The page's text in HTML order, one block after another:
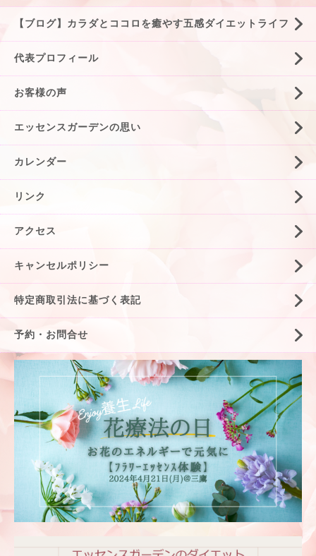
【ブログ】カラダとココロを癒やす五感ダイエットライフ
代表プロフィール
お客様の声
エッセンスガーデンの思い
カレンダー
リンク
アクセス
キャンセルポリシー
特定商取引法に基づく表記
予約・お問合せ